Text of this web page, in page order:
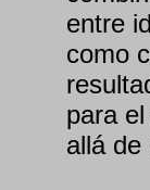
entre
como
para
allá de